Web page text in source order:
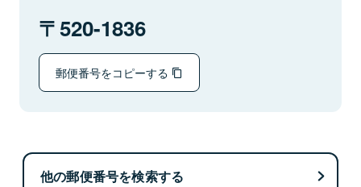
520-1836
郵便番号をコピーする
他の郵便番号を検索する